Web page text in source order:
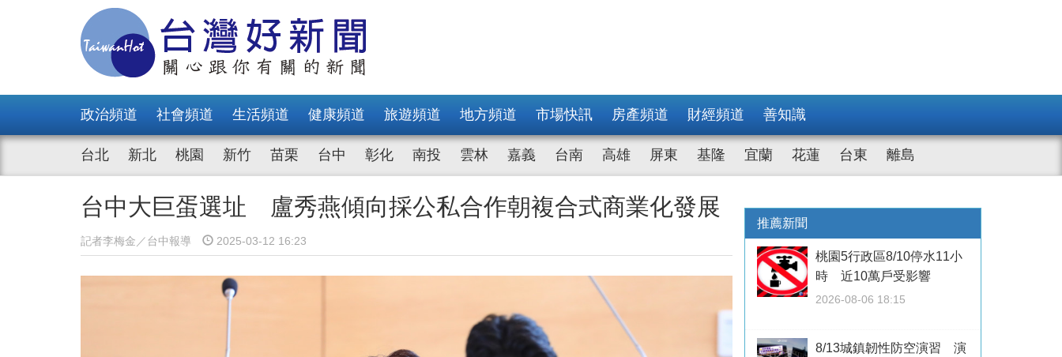
政治頻道 社會頻道 生活頻道 健康頻道 旅遊頻道 地方頻道 市場快訊 房產頻道 財經頻道 善知識
台北 新北 桃園 新竹 苗栗 台中 彰化 南投 雲林 嘉義 台南 高雄 屏東 基隆 宜蘭 花蓮 台東 離島
台中大巨蛋選址 盧秀燕傾向採公私合作朝複合式商業化發展
記者李梅金／台中報導 2025-03-12 16:23
推薦新聞
桃園5行政區8/10停水11小
時 近10萬戶受影響
2026-08-06 18:15
8/13城鎮韌性防空演習 演